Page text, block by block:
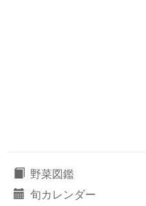
野菜図鑑
旬カレンダー